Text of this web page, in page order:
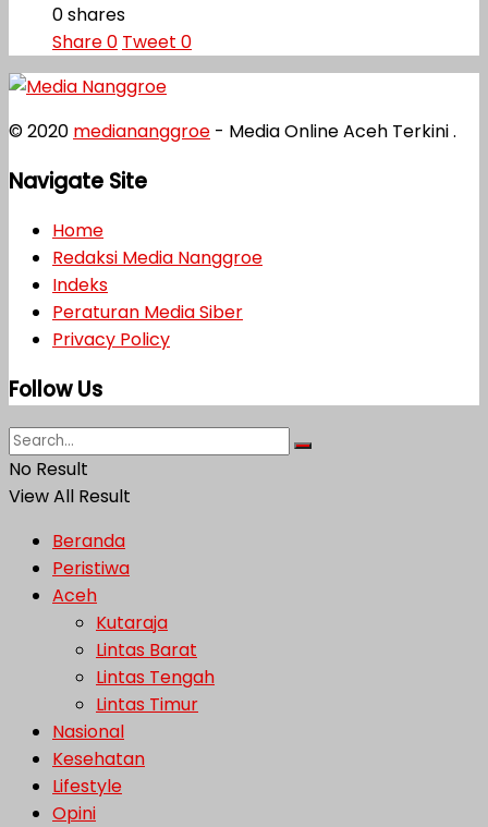
0 shares
Share0 Tweet 0
© 2020 mediananggroe - Media Online Aceh Terkini .
Navigate Site
Home
Redaksi Media Nanggroe
Indeks
Peraturan Media Siber
Privacy Policy
Follow Us
No Result
View All Result
Beranda
Peristiwa
Aceh
Kutaraja
Lintas Barat
Lintas Tengah
Lintas Timur
Nasional
Kesehatan
Lifestyle
Opini